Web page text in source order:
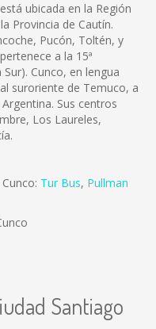
ubicada en la Región
Provincia de Cautín.
Pucón, Toltén, y
a la 15ª
Cunco, en lengua
suroriente de Temuco, a
Sus centros
Los Laureles,
Tur Bus, Pullman
Santiago